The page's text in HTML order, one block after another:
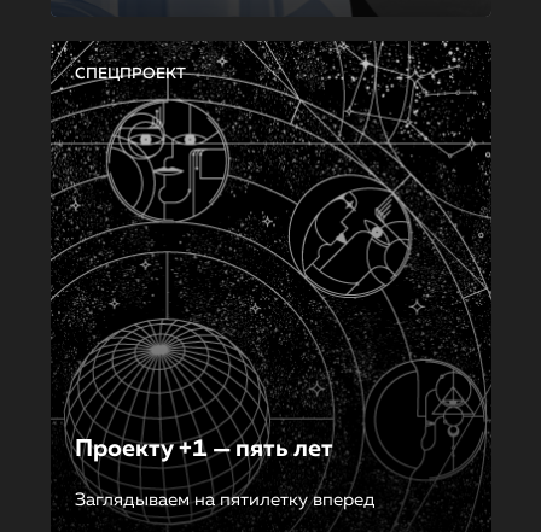
СПЕЦПРОЕКТ
Проекту +1 — пять лет
Заглядываем на пятилетку вперед